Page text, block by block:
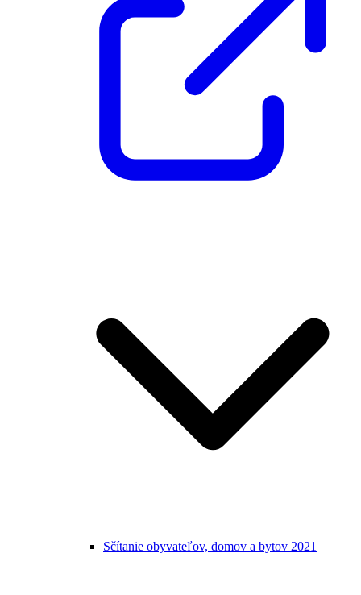
Sčítanie obyvateľov, domov a bytov 2021